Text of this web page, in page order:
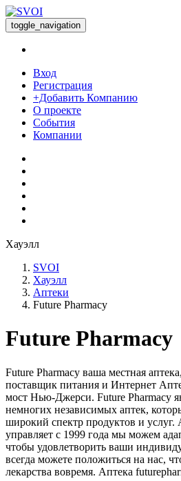
toggle_navigation
Вход
Регистрация
+Добавить Компанию
О проекте
События
Компании
Хауэлл
SVOI
Хауэлл
Аптеки
Future Pharmacy
Future Pharmacy
Future Pharmacy ваша местная
поставщик питания и Интернет
мост Нью-Джерси. Future Pharmacy
немногих независимых аптек,
широкий спектр продуктов и услуг.
управляет с 1999 года мы можем
чтобы удовлетворить ваши
всегда можете положиться на нас,
лекарства вовремя. Аптека